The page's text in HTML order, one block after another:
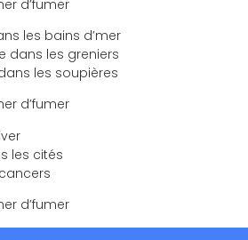
d’fumer
les bains d’mer
dans les greniers
les soupières
d’fumer
les cités
d’fumer